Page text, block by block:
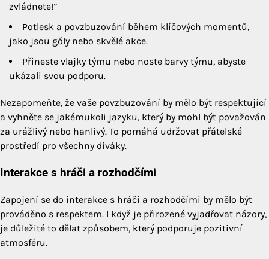
zvládnete!”
Potlesk a povzbuzování během klíčových momentů,
jako jsou góly nebo skvělé akce.
Přineste vlajky týmu nebo noste barvy týmu, abyste
ukázali svou podporu.
Nezapomeňte, že vaše povzbuzování by mělo být respektující
a vyhněte se jakémukoli jazyku, který by mohl být považován
za urážlivý nebo hanlivý. To pomáhá udržovat přátelské
prostředí pro všechny diváky.
Interakce s hráči a rozhodčími
Zapojení se do interakce s hráči a rozhodčími by mělo být
prováděno s respektem. I když je přirozené vyjadřovat názory,
je důležité to dělat způsobem, který podporuje pozitivní
atmosféru.